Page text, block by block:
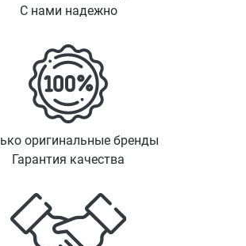
С нами надежно
оригинальные бренды
Гарантия качества